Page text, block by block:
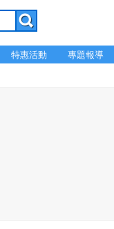
特惠活動 專題報導